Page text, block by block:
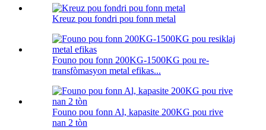
Kreuz pou fondri pou fonn metal
Founo pou fonn 200KG-1500KG pou re-
transfòmasyon metal efikas...
Founo pou fonn Al, kapasite 200KG pou rive
nan 2 tòn